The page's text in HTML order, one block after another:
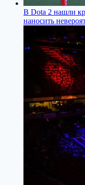
В Dota 2 нашли
наносить